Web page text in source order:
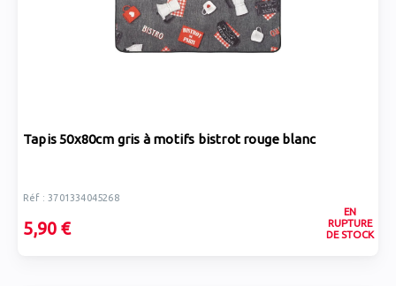
Tapis 50x80cm gris à motifs bistrot rouge blanc
Réf : 3701334045268
5,90 €
EN
RUPTURE
DE STOCK